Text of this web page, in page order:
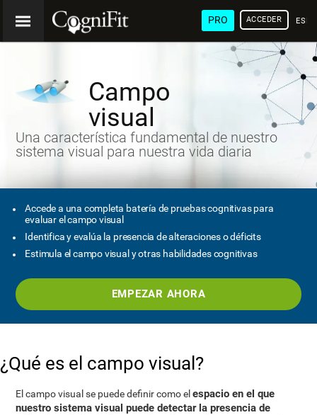
PRO ACCEDER
Campo
visual
Una característica fundamental de nuestro
sistema visual para nuestra vida diaria
Accede a una completa batería de pruebas cognitivas para
evaluar el campo visual
Identifica y evalúa la presencia de alteraciones o déficits
Estimula el campo visual y otras habilidades cognitivas
EMPEZAR AHORA
¿Qué es el campo visual?
El campo visual se puede definir como elespacio en el que
nuestro sistema visual puede detectar la presencia de